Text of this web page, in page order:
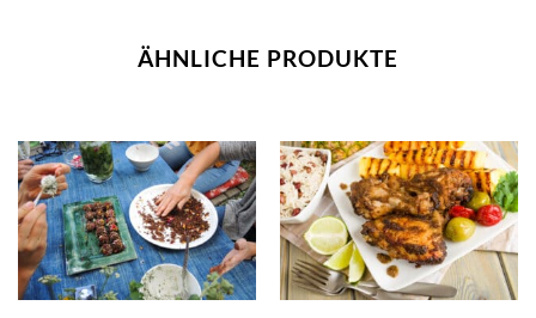
ÄHNLICHE PRODUKTE